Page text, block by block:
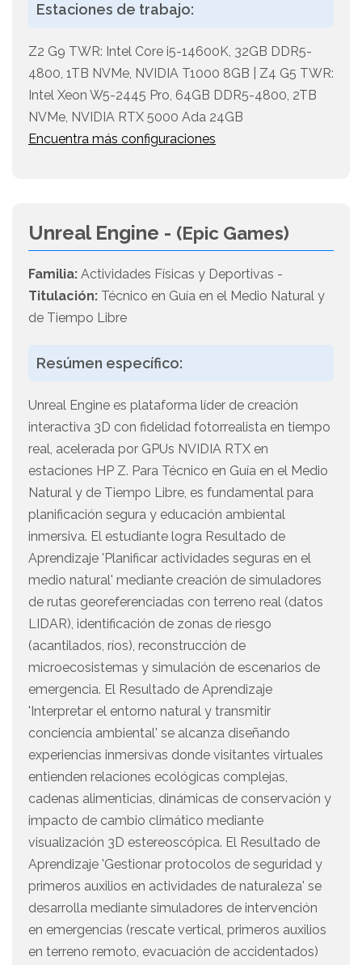
Estaciones de trabajo:
Z2 G9 TWR: Intel Core i5-14600K, 32GB DDR5-
4800, 1TB NVMe, NVIDIA T1000 8GB | Z4 G5 TWR:
Intel Xeon W5-2445 Pro, 64GB DDR5-4800, 2TB
NVMe, NVIDIA RTX 5000 Ada 24GB
Encuentra más configuraciones
Unreal Engine - (Epic Games)
Familia: Actividades Físicas y Deportivas -
Titulación: Técnico en Guía en el Medio Natural y
de Tiempo Libre
Resúmen específico:
Unreal Engine es plataforma líder de creación
interactiva 3D con fidelidad fotorrealista en tiempo
real, acelerada por GPUs NVIDIA RTX en
estaciones HP Z. Para Técnico en Guía en el Medio
Natural y de Tiempo Libre, es fundamental para
planificación segura y educación ambiental
inmersiva. El estudiante logra Resultado de
Aprendizaje 'Planificar actividades seguras en el
medio natural' mediante creación de simuladores
de rutas georeferenciadas con terreno real (datos
LIDAR), identificación de zonas de riesgo
(acantilados, ríos), reconstrucción de
microecosistemas y simulación de escenarios de
emergencia. El Resultado de Aprendizaje
'Interpretar el entorno natural y transmitir
conciencia ambiental' se alcanza diseñando
experiencias inmersivas donde visitantes virtuales
entienden relaciones ecológicas complejas,
cadenas alimenticias, dinámicas de conservación y
impacto de cambio climático mediante
visualización 3D estereoscópica. El Resultado de
Aprendizaje 'Gestionar protocolos de seguridad y
primeros auxilios en actividades de naturaleza' se
desarrolla mediante simuladores de intervención
en emergencias (rescate vertical, primeros auxilios
en terreno remoto, evacuación de accidentados)